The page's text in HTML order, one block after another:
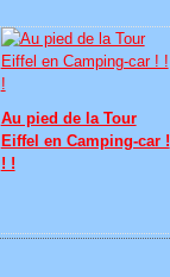
Au pied de la Tour
Eiffel en Camping-car !
! !